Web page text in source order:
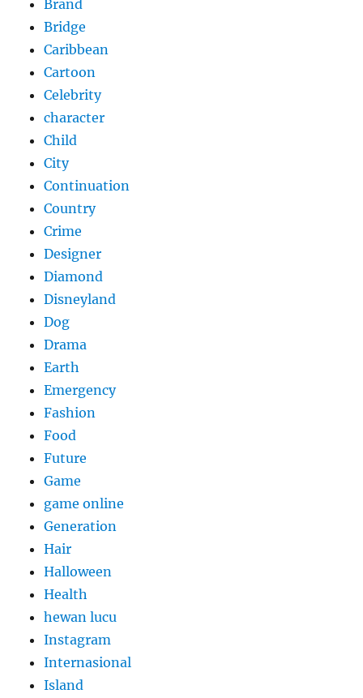
Brand
Bridge
Caribbean
Cartoon
Celebrity
character
Child
City
Continuation
Country
Crime
Designer
Diamond
Disneyland
Dog
Drama
Earth
Emergency
Fashion
Food
Future
Game
game online
Generation
Hair
Halloween
Health
hewan lucu
Instagram
Internasional
Island